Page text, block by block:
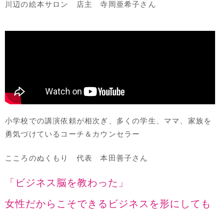
川辺の絵本サロン 店主 寺岡亜希子さん
小学校での講演依頼が相次ぎ、多くの学生、ママ、家族を
勇気づけているコーチ＆カウンセラー
こころのぬくもり 代表 本田善子さん
「ビジネス脳を教わった」
女性だからこそできるビジネスを形にしても